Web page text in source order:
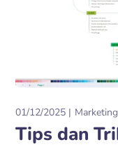
01/12/2025 Marketing
Tips dan